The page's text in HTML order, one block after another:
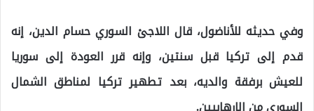
وفي حديثه للأناضول، قال اللاجئ السوري حسام الدين، إنه
قدم إلى تركيا قبل سنتين، وإنه قرر العودة إلى سوريا
للعيش برفقة والديه، بعد تطهير تركيا لمناطق الشمال